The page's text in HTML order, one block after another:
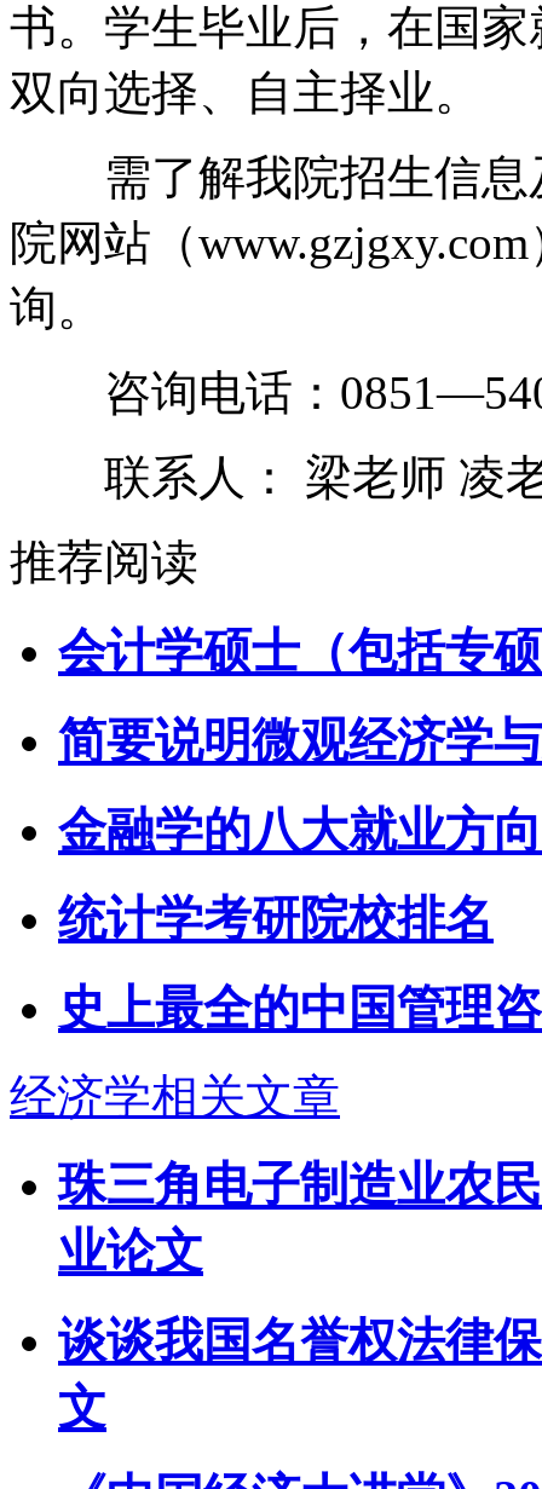
书。学生毕业后，在国
双向选择、自主择业。
需了解我院招生信息
院网站（
询。
咨询电话：
联系人： 梁老师 凌
推荐阅读
会计学硕士（包括专
简要说明微观经济学
金融学的八大就业方
统计学考研院校排名
史上最全的中国管理
经济学相关文章
珠三角电子制造业农
业论文
谈谈我国名誉权法律
文